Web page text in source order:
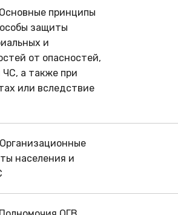
принципы
защиты
и
от опасностей,
а также при
или вследствие
населения и